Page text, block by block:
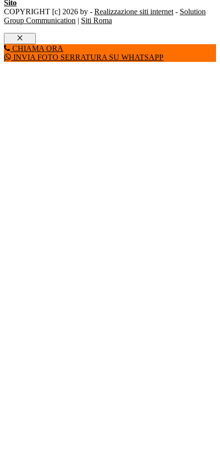
Sito
COPYRIGHT [c] 2026 by - Realizzazione siti internet- Solution
Group Communication | Siti Roma
Chiudi
CHIAMA ORA
INVIA FOTO SERRATURA SU WHATSAPP